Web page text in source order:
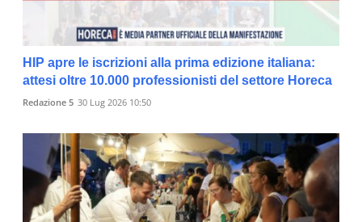
HIP apre le iscrizioni alla prima edizione italiana:
attesi oltre 10.000 professionisti del settore Horeca
Redazione 5 30 Lug 2026 10:50